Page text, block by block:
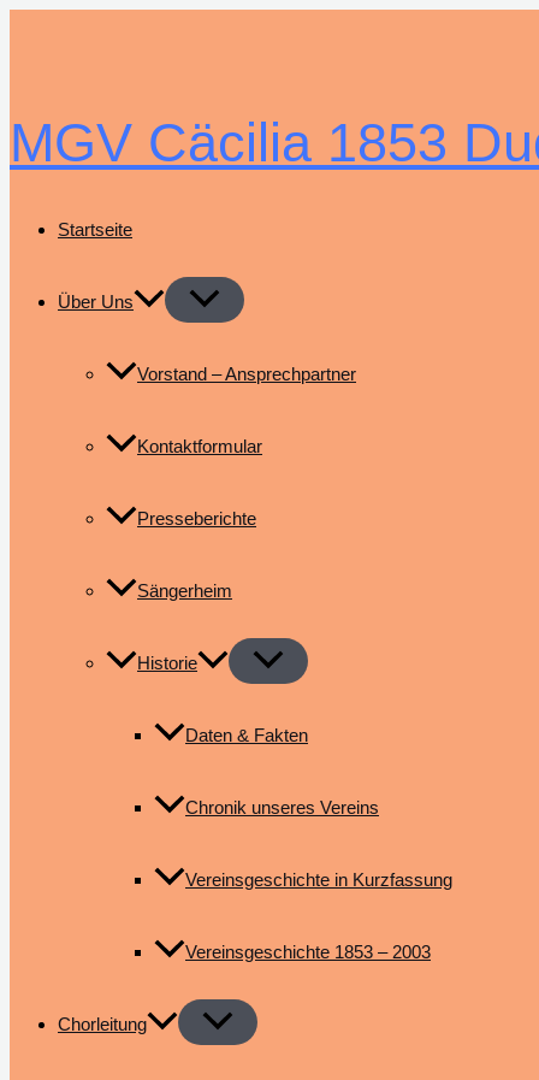
MGV Cäcilia 1853
Startseite
Über Uns
Vorstand – Ansprechpartner
Kontaktformular
Presseberichte
Sängerheim
Historie
Daten & Fakten
Chronik unseres Vereins
Vereinsgeschichte in Kurzfassung
Vereinsgeschichte 1853 – 2003
Chorleitung